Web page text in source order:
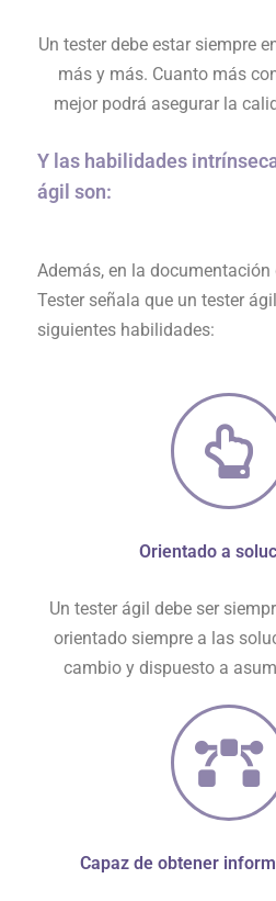
Un tester debe estar siempre
más y más. Cuanto más
mejor podrá asegurar la
Y las habilidades
ágil son:
Además, en la documentación
Tester señala que un tester
siguientes habilidades:
Orientado a
Un tester ágil debe ser
orientado siempre a las
cambio y dispuesto a
Capaz de obtener